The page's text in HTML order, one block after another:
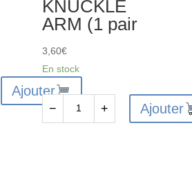
Ajouter
KNUCKLE
ARM (1 pair
3,60€
En stock
− + Ajouter